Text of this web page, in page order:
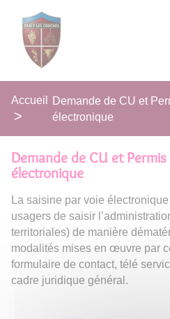
d'accès
rapide
d'accès
rapide
d'accès
rapide
d'accès
rapide
page
Accueil
Demande de CU et
électronique
Demande de CU et
électronique
La saisine par voie
usagers de saisir
territoriales) de manière
modalités mises en œuvre par
formulaire de contact, télé
cadre juridique général.